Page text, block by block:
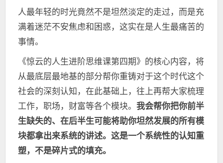
人最年轻的时光竟然不是坦然淡定的走过，而是充
满着迷茫不安焦虑和困惑，这实在是人生最痛苦的
事情。
《惊云的人生进阶思维课第四期》的核心内容，将
从最底层最地基的部分帮你重铸对于这个时代这个
社会的深刻认知，在此基础上，往上再帮大家梳理
工作，职场，财富等各个模块。 我会帮你把你前半
生缺失的、在后半生可能将助你坦然发展的所有模
块都拿出来系统的讲述。 这是一个系统性的认知重
塑，不是碎片式的填充。